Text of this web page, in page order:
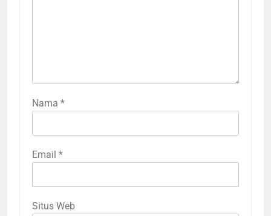
Nama *
Email *
Situs Web